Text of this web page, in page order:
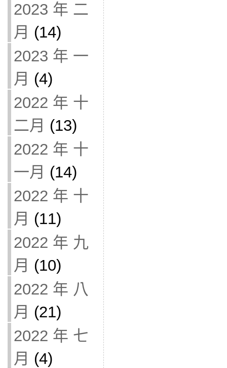
2023 年 二
月 (14)
2023 年 一
月 (4)
2022 年 十
二月 (13)
2022 年 十
一月 (14)
2022 年 十
月 (11)
2022 年 九
月 (10)
2022 年 八
月 (21)
2022 年 七
月 (4)